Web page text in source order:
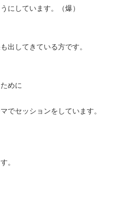
にしています。（爆）
出してきている方です。
めに
でセッションをしています。
。